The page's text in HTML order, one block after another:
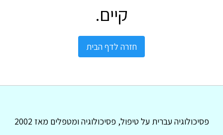
קיים.
חזרה לדף הבית
פסיכולוגיה עברית על טיפול, פסיכולוגיה ומטפלים מאז 2002